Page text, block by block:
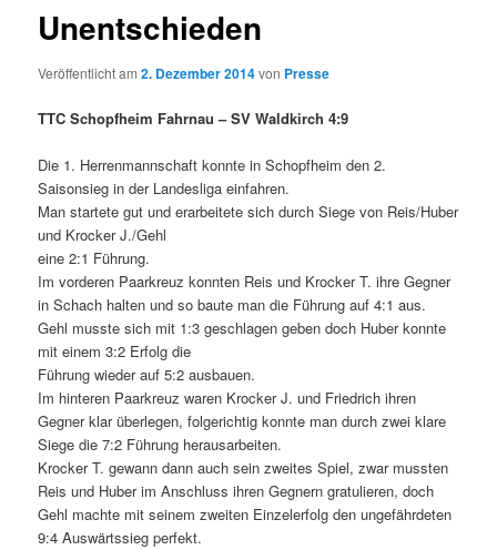
Unentschieden
Veröffentlicht am2. Dezember 2014von Presse
TTC Schopfheim Fahrnau – SV Waldkirch 4:9
Die 1. Herrenmannschaft konnte in Schopfheim den 2.
Saisonsieg in der Landesliga einfahren.
Man startete gut und erarbeitete sich durch Siege von Reis/Huber
und Krocker J./Gehl
eine 2:1 Führung.
Im vorderen Paarkreuz konnten Reis und Krocker T. ihre Gegner
in Schach halten und so baute man die Führung auf 4:1 aus.
Gehl musste sich mit 1:3 geschlagen geben doch Huber konnte
mit einem 3:2 Erfolg die
Führung wieder auf 5:2 ausbauen.
Im hinteren Paarkreuz waren Krocker J. und Friedrich ihren
Gegner klar überlegen, folgerichtig konnte man durch zwei klare
Siege die 7:2 Führung herausarbeiten.
Krocker T. gewann dann auch sein zweites Spiel, zwar mussten
Reis und Huber im Anschluss ihren Gegnern gratulieren, doch
Gehl machte mit seinem zweiten Einzelerfolg den ungefährdeten
9:4 Auswärtssieg perfekt.